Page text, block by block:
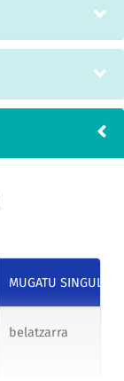
MUGATU
belatzarra